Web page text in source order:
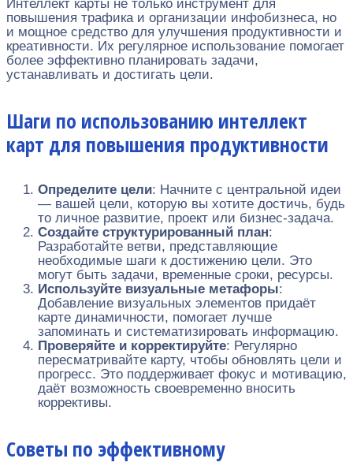
Интеллект карты не только инструмент для
повышения трафика и организации инфобизнеса, но
и мощное средство для улучшения продуктивности и
креативности. Их регулярное использование помогает
более эффективно планировать задачи,
устанавливать и достигать цели.
Шаги по использованию интеллект
карт для повышения продуктивности
Определите цели: Начните с центральной идеи
— вашей цели, которую вы хотите достичь, будь
то личное развитие, проект или бизнес-задача.
Создайте структурированный план:
Разработайте ветви, представляющие
необходимые шаги к достижению цели. Это
могут быть задачи, временные сроки, ресурсы.
Используйте визуальные метафоры:
Добавление визуальных элементов придаёт
карте динамичности, помогает лучше
запоминать и систематизировать информацию.
Проверяйте и корректируйте: Регулярно
пересматривайте карту, чтобы обновлять цели и
прогресс. Это поддерживает фокус и мотивацию,
даёт возможность своевременно вносить
коррективы.
Советы по эффективному